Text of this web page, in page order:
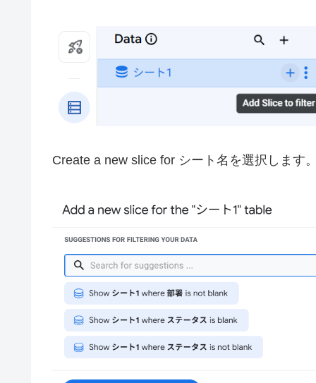
Create a new slice for シート名を選択します